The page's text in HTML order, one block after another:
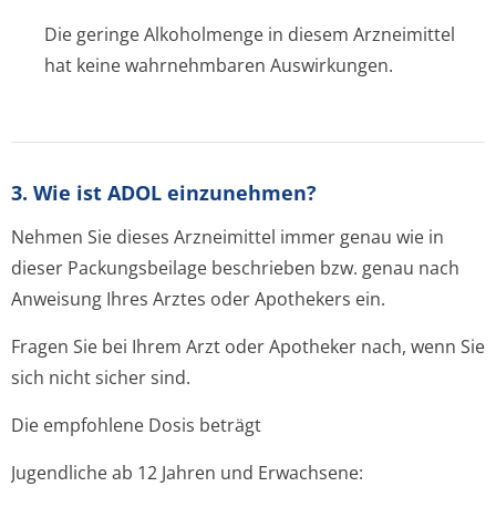
Die geringe Alkoholmenge in diesem Arzneimittel
hat keine wahrnehmbaren Auswirkungen.
3. Wie ist ADOL einzunehmen?
Nehmen Sie dieses Arzneimittel immer genau wie in
dieser Packungsbeilage beschrieben bzw. genau nach
Anweisung Ihres Arztes oder Apothekers ein.
Fragen Sie bei Ihrem Arzt oder Apotheker nach, wenn Sie
sich nicht sicher sind.
Die empfohlene Dosis beträgt
Jugendliche ab 12 Jahren und Erwachsene: